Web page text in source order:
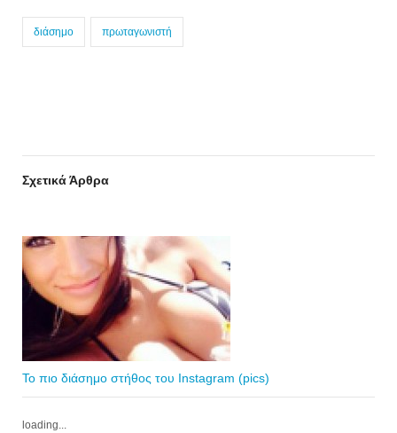
διάσημο πρωταγωνιστή
Σχετικά Άρθρα
Το πιο διάσημο στήθος του Instagram (pics)
loading...